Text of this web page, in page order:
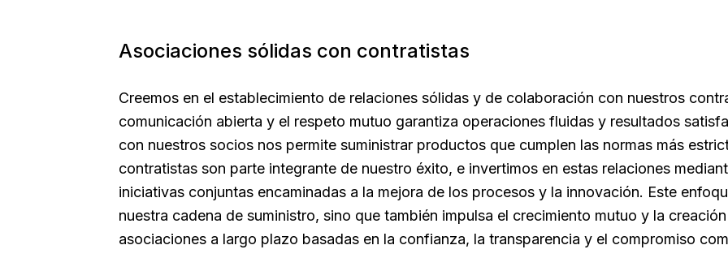
Asociaciones sólidas con contratistas
Creemos en el establecimiento de relaciones sólidas y de colaboración con nuestros
comunicación abierta y el respeto mutuo garantiza operaciones fluidas y resultados
con nuestros socios nos permite suministrar productos que cumplen las normas más
contratistas son parte integrante de nuestro éxito, e invertimos en estas relaciones
iniciativas conjuntas encaminadas a la mejora de los procesos y la innovación. Este
nuestra cadena de suministro, sino que también impulsa el crecimiento mutuo y la
asociaciones a largo plazo basadas en la confianza, la transparencia y el compromiso